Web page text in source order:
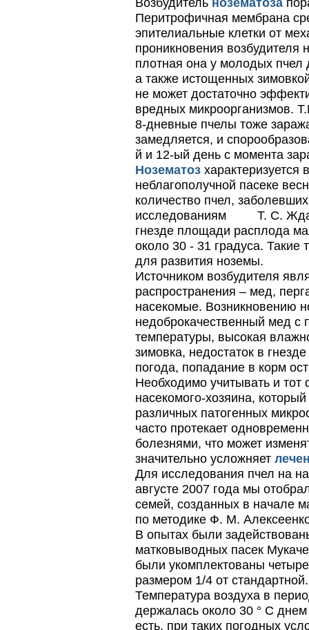
Возбудитель нозематоза
Перитрофичная мембрана
эпителиальные клетки от
проникновения возбудителя
плотная она у молодых пчел
а также истощенных
не может достаточно
вредных микроорганизмов.
8-дневные пчелы тоже
замедляется, и
й и 12-ый день с момента
Нозематоз
неблагополучной пасеке
количество пчел,
исследованиям Т. С.
гнезде площади расплода
около 30 - 31 градуса. Такие
для развития ноземы.
Источником возбудителя
распространения – мед,
насекомые. Возникновению
недоброкачественный мед с
температуры, высокая
зимовка, недостаток в
погода, попадание в корм
Необходимо учитывать и тот
насекомого-хозяина,
различных патогенных
часто протекает
болезнями, что может
значительно усложняет
Для исследования пчел на
августе 2007 года мы
семей, созданных в начале
по методике Ф. М.
В опытах были
матковыводных пасек
были укомплектованы
размером 1/4 от стандартной.
Температура воздуха в
держалась около 30 ° С
есть, при таких погодных